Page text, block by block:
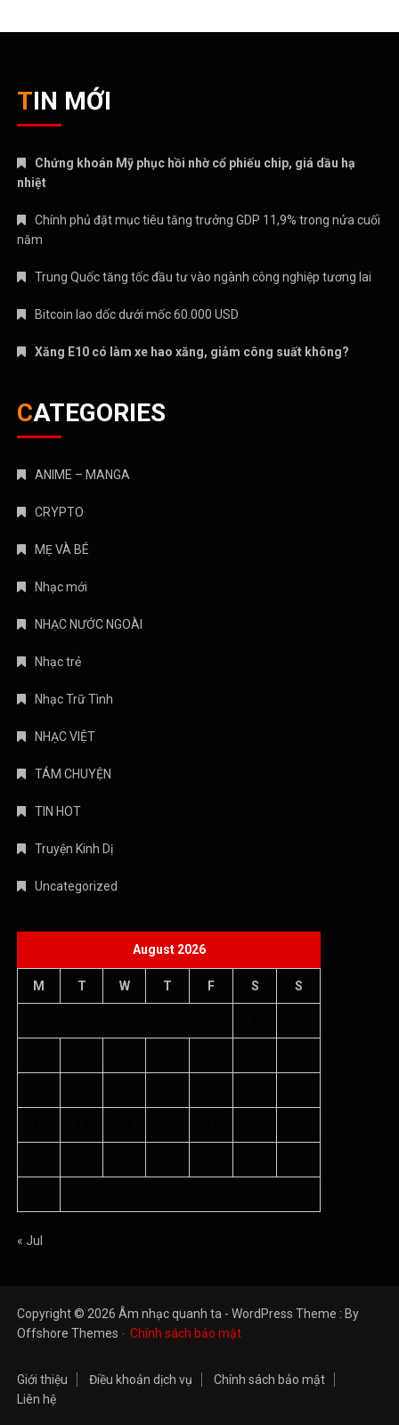
TIN MỚI
Chứng khoán Mỹ phục hồi nhờ cổ phiếu chip, giá dầu hạ
nhiệt
Chính phủ đặt mục tiêu tăng trưởng GDP 11,9% trong nửa cuối
năm
Trung Quốc tăng tốc đầu tư vào ngành công nghiệp tương lai
Bitcoin lao dốc dưới mốc 60.000 USD
Xăng E10 có làm xe hao xăng, giảm công suất không?
CATEGORIES
ANIME – MANGA
CRYPTO
MẸ VÀ BÉ
Nhạc mới
NHẠC NƯỚC NGOÀI
Nhạc trẻ
Nhạc Trữ Tình
NHẠC VIỆT
TÁM CHUYỆN
TIN HOT
Truyện Kinh Dị
Uncategorized
August 2026
M T W T F S S
« Jul
Copyright © 2026 Âm nhạc quanh ta - WordPress Theme : By
Offshore Themes
Chính sách bảo mật
Giới thiệu Điều khoản dịch vụ
Chính sách bảo mật
Liên hệ